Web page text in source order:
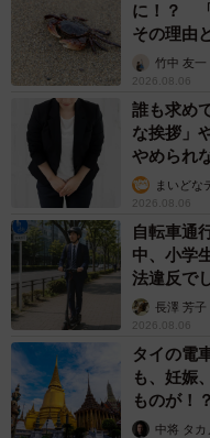
【性格】たいがはおっ
真爛漫。
【特技】たいがは何にも
じゃないかってくらい
くて、変な寝相の写真
【好きな食べ物】たま
いてきます。
【好きな場所】椅子の
も。
◇ ◇
◆貴島明日香（きじま
生まれ、兵庫県出身。日
に！？
その理由
竹中 友一
2026.08.06
誰も求め
な挨拶」
やめられ
まいどな
2026.08.06
自転車通
中、小学
法違反で
説】長澤 芳子
2026.08.06
タイの電
も、妊娠
ものが！
中将 タカ